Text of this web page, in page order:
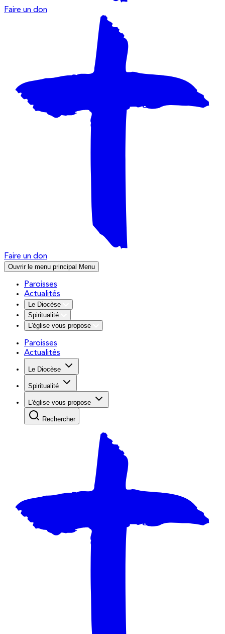
Faire un don
Faire un don
Ouvrir le menu principal Menu
Paroisses
Actualités
Le Diocèse
Spiritualité
L'église vous propose
Paroisses
Actualités
Le Diocèse
Spiritualité
L'église vous propose
Rechercher